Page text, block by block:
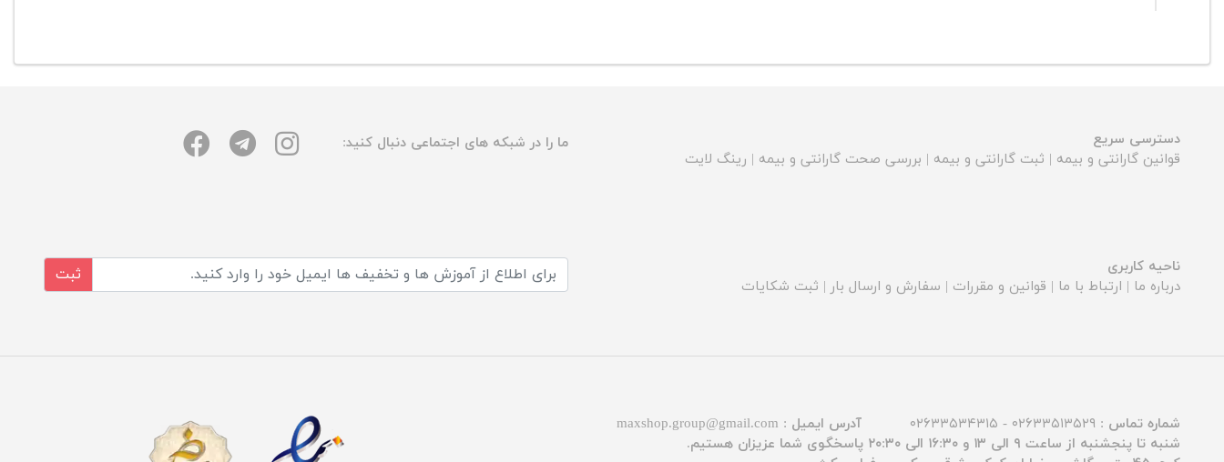
دسترسی سریع
قوانین گارانتی و بیمه | ثبت گارانتی و بیمه | بررسی صحت گارانتی و بیمه | رینگ لایت
ما را در شبکه های اجتماعی دنبال کنید:
ناحیه کاربری
درباره ما | ارتباط با ما | قوانین و مقررات | سفارش و ارسال بار | ثبت شکایات
ثبت
شماره تماس : ۰۲۶۳۳۵۱۳۵۲۹ - ۰۲۶۳۳۵۳۴۳۱۵ آدرس ایمیل : maxshop.group@gmail.com
شنبه تا پنجشنبه از ساعت ۹ الی ۱۳ و ۱۶:۳۰ الی ۲۰:۳۰ پاسخگوی شما عزیزان هستیم.